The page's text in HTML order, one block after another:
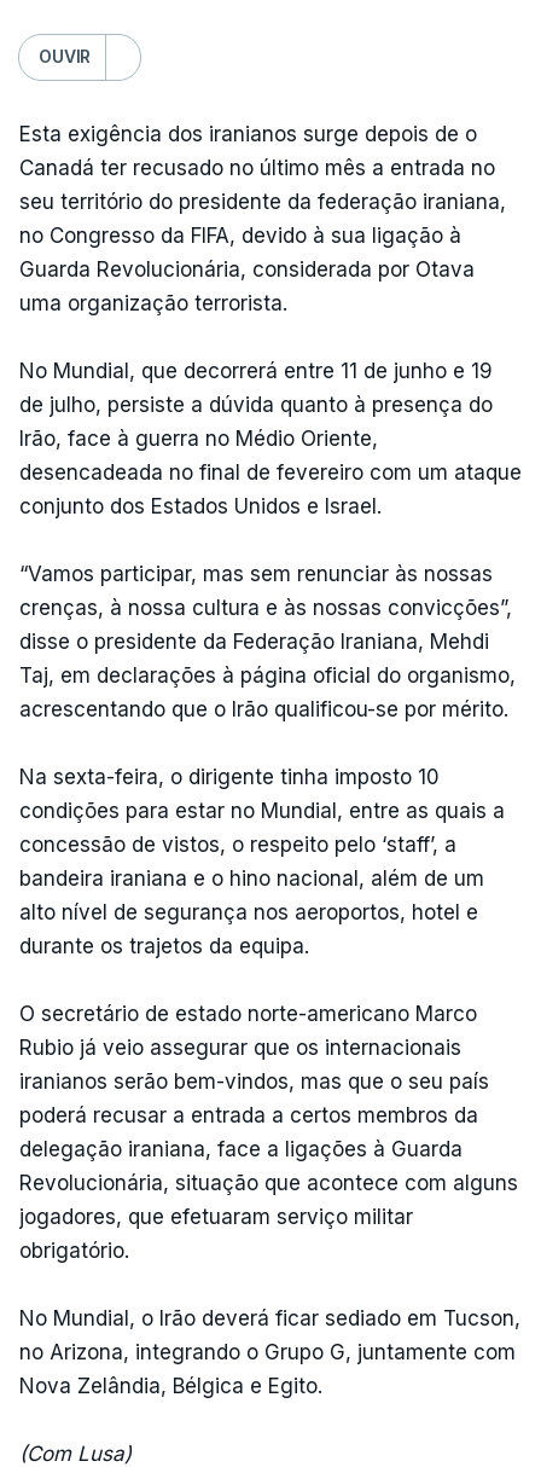
OUVIR
Esta exigência dos iranianos surge depois de o
Canadá ter recusado no último mês a entrada no
seu território do presidente da federação iraniana,
no Congresso da FIFA, devido à sua ligação à
Guarda Revolucionária, considerada por Otava
uma organização terrorista.
No Mundial, que decorrerá entre 11 de junho e 19
de julho, persiste a dúvida quanto à presença do
Irão, face à guerra no Médio Oriente,
desencadeada no final de fevereiro com um ataque
conjunto dos Estados Unidos e Israel.
“Vamos participar, mas sem renunciar às nossas
crenças, à nossa cultura e às nossas convicções”,
disse o presidente da Federação Iraniana, Mehdi
Taj, em declarações à página oficial do organismo,
acrescentando que o Irão qualificou-se por mérito.
Na sexta-feira, o dirigente tinha imposto 10
condições para estar no Mundial, entre as quais a
concessão de vistos, o respeito pelo ‘staff’, a
bandeira iraniana e o hino nacional, além de um
alto nível de segurança nos aeroportos, hotel e
durante os trajetos da equipa.
O secretário de estado norte-americano Marco
Rubio já veio assegurar que os internacionais
iranianos serão bem-vindos, mas que o seu país
poderá recusar a entrada a certos membros da
delegação iraniana, face a ligações à Guarda
Revolucionária, situação que acontece com alguns
jogadores, que efetuaram serviço militar
obrigatório.
No Mundial, o Irão deverá ficar sediado em Tucson,
no Arizona, integrando o Grupo G, juntamente com
Nova Zelândia, Bélgica e Egito.
(Com Lusa)